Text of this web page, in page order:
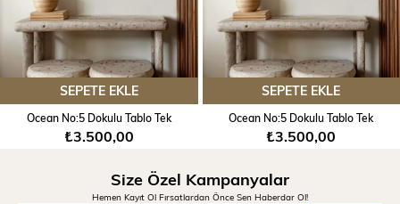
Örneğin dış çerçevesiz tablo ölçüsü 50x70 cm iken, dış
çerçeve eklendiğinde tablo ölçüsü 52x72cm olacaktır.
SEPETE EKLE
Ocean No:5 Dokulu Tablo Tek
₺3.500,00
SEPETE EKLE
Ocean No:5 Dokulu Tablo Tek
₺3.500,00
Size Özel Kampanyalar
Hemen Kayıt Ol Fırsatlardan Önce Sen Haberdar Ol!